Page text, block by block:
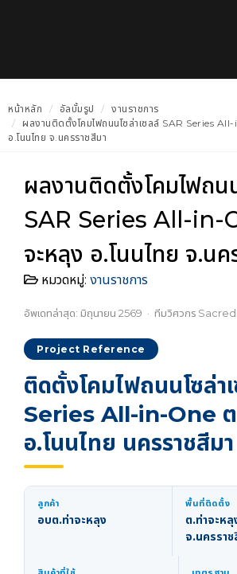
หน้าหลัก อัลบั้มรูป
งานราชการ
ผลงานติดตั้งโคมไฟถนนโซล่าเซลล์ SAR Series
อ.โนนไทย จ.นครราชสีมา
ผลงานติดตั้งโคมไฟถน
SAR Series All-in-
จะหลุง อ.โนนไทย จ.นค
หมวดหมู่: งานราชการ
อัพเดทล่าสุด: มิถุนายน 2569 · ทีมวิศวกร
Project Reference
ติดตั้งโคมไฟถนนโซล่า
Series All-in-One ต
อ.โนนไทย นครราชสีมา
ลูกค้า
อบต.ท่าจะหลุง
พื้นที่ติดตั้ง
ต.ท่าจะหลุ
จ.นครราช